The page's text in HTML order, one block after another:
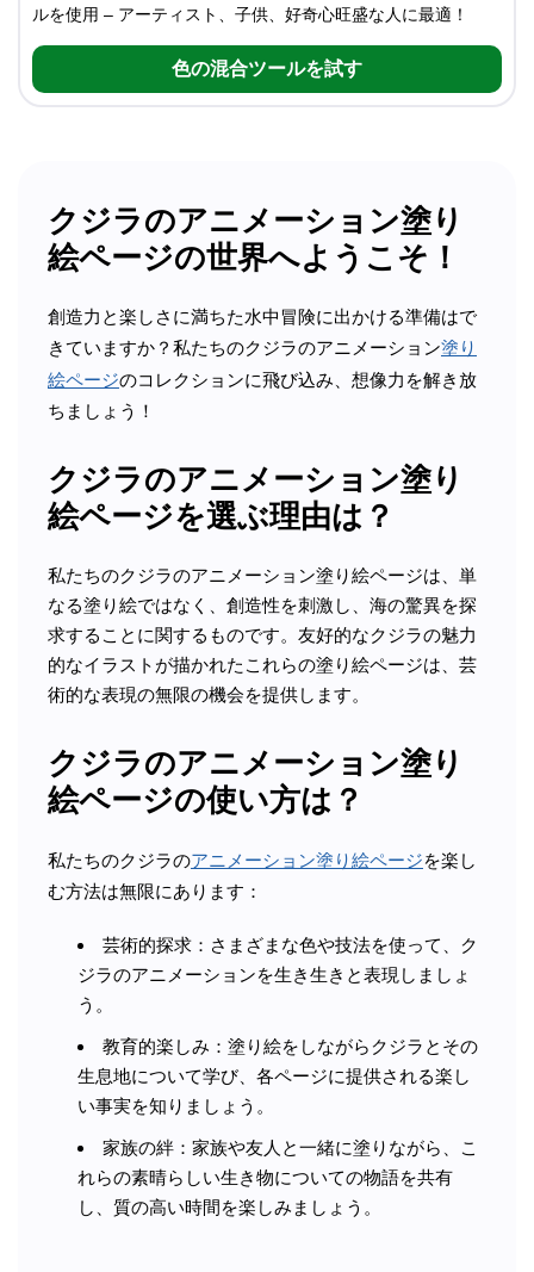
ルを使用 – アーティスト、子供、好奇心旺盛な人に最適！
色の混合ツールを試す
クジラのアニメーション塗り
絵ページの世界へようこそ！
創造力と楽しさに満ちた水中冒険に出かける準備はで
きていますか？私たちのクジラのアニメーション塗り
絵ページのコレクションに飛び込み、想像力を解き放
ちましょう！
クジラのアニメーション塗り
絵ページを選ぶ理由は？
私たちのクジラのアニメーション塗り絵ページは、単
なる塗り絵ではなく、創造性を刺激し、海の驚異を探
求することに関するものです。友好的なクジラの魅力
的なイラストが描かれたこれらの塗り絵ページは、芸
術的な表現の無限の機会を提供します。
クジラのアニメーション塗り
絵ページの使い方は？
私たちのクジラのアニメーション塗り絵ページを楽し
む方法は無限にあります：
芸術的探求：さまざまな色や技法を使って、ク
ジラのアニメーションを生き生きと表現しましょ
う。
教育的楽しみ：塗り絵をしながらクジラとその
生息地について学び、各ページに提供される楽し
い事実を知りましょう。
家族の絆：家族や友人と一緒に塗りながら、こ
れらの素晴らしい生き物についての物語を共有
し、質の高い時間を楽しみましょう。